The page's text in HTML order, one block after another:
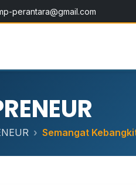
perantara@gmail.com
Semangat